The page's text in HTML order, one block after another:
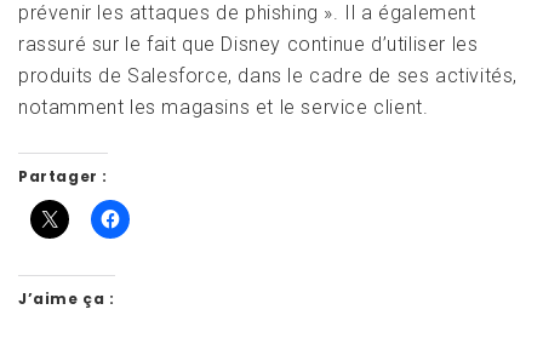
prévenir les attaques de phishing ». Il a également
rassuré sur le fait que Disney continue d’utiliser les
produits de Salesforce, dans le cadre de ses activités,
notamment les magasins et le service client.
Partager :
J’aime ça :